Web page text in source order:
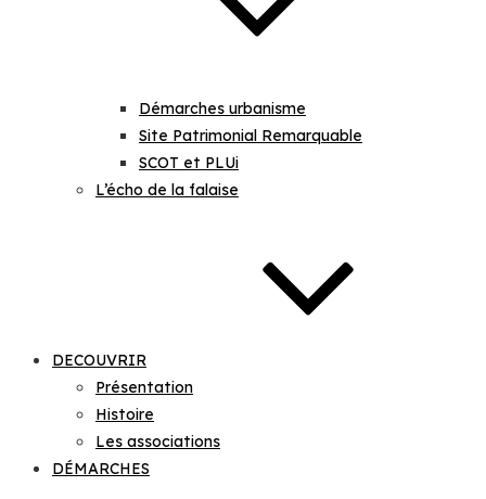
Démarches urbanisme
Site Patrimonial Remarquable
SCOT et PLUi
L’écho de la falaise
DECOUVRIR
Présentation
Histoire
Les associations
DÉMARCHES